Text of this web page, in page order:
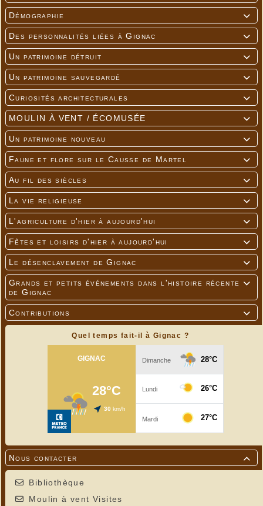

Démographie

Des personnalités liées à Gignac

Un patrimoine détruit

Un patrimoine sauvegardé

Curiosités architecturales

MOULIN À VENT / ÉCOMUSÉE

Un patrimoine nouveau

Faune et flore sur le Causse de Martel

Au fil des siècles

La vie religieuse

L'agriculture d'hier à aujourd'hui

Fêtes et loisirs d'hier à aujourd'hui

Le désenclavement de Gignac

Grands et petits événements dans l'histoire récente
de Gignac

Contributions
Quel temps fait-il à Gignac ?

Nous contacter
Bibliothèque
Moulin à vent Visites